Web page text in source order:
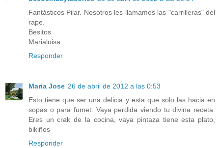
Fantásticos Pilar. Nosotros les llamamos las "carrilleras" del
rape.
Besitos
Marialuisa
Responder
Maria Jose 26 de abril de 2012 a las 0:53
Esto tiene que ser una delicia y esta que solo las hacia en
sopas o para fumet. Vaya perdida viendo tu divina receta.
Eres un crak de la cocina, vaya pintaza tiene esta plato,
bikiños
Responder